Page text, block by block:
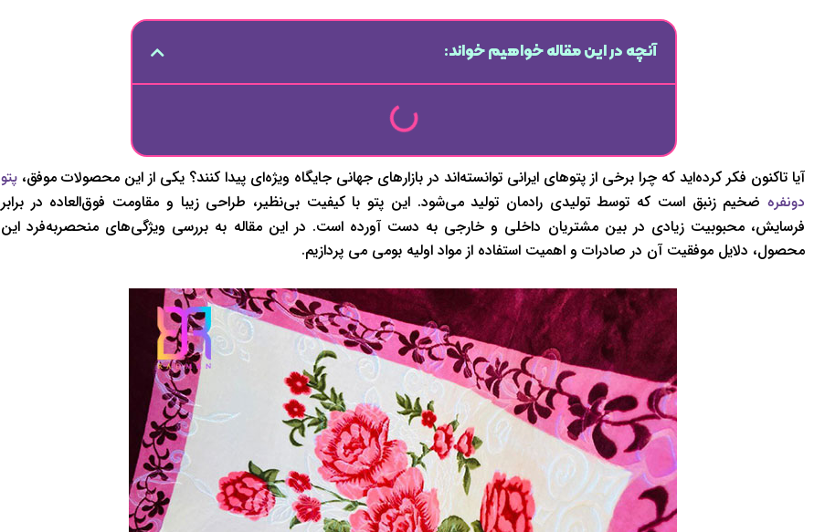
آنچه در این مقاله خواهیم خواند:
آیا تاکنون فکر کرده‌اید که چرا برخی از پتوهای ایرانی توانسته‌اند در بازارهای جهانی جایگاه ویژه‌ای پیدا کنند؟ یکی از این محصولات موفق، پتو
دونفره ضخیم زنبق است که توسط تولیدی رادمان تولید می‌شود. این پتو با کیفیت بی‌نظیر، طراحی زیبا و مقاومت فوق‌العاده در برابر
فرسایش، محبوبیت زیادی در بین مشتریان داخلی و خارجی به دست آورده است. در این مقاله به بررسی ویژگی‌های منحصر‌به‌فرد این
محصول، دلایل موفقیت آن در صادرات و اهمیت استفاده از مواد اولیه بومی می پردازیم.